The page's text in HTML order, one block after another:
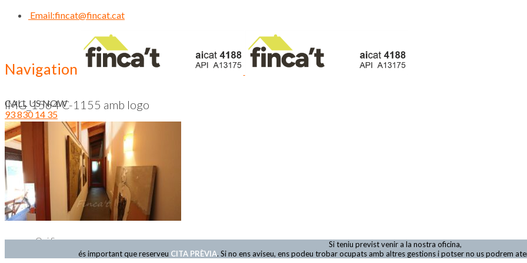
Email:fincat@fincat.cat
Navigation
CALL US NOW
93 830 14 35
Inici
Qui Som
IMG_1564 C-1155 amb logo
Si teniu previst venir a la nostra oficina,
és important que reserveu CITA PRÈVIA. Si no ens aviseu, ens podeu trobar ocupats amb altres gestions i potser no us podrem